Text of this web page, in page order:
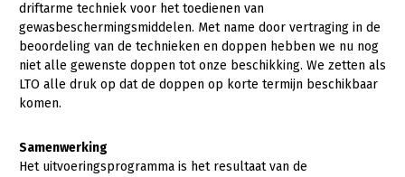
driftarme techniek voor het toedienen van
gewasbeschermingsmiddelen. Met name door vertraging in de
beoordeling van de technieken en doppen hebben we nu nog
niet alle gewenste doppen tot onze beschikking. We zetten als
LTO alle druk op dat de doppen op korte termijn beschikbaar
komen.
Samenwerking
Het uitvoeringsprogramma is het resultaat van de